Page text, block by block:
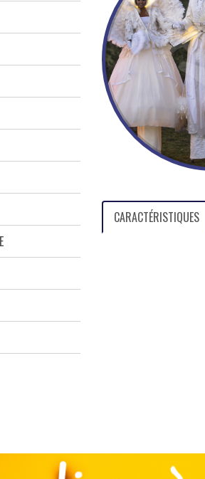
CARACTÉRISTIQUES